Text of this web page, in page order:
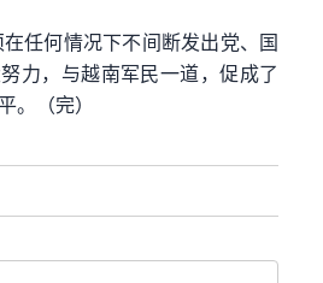
任何情况下不间断发出党、国
力，与越南军民一道，促成了
。（完）